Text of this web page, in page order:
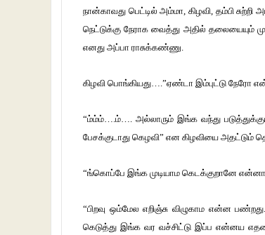
நான்காவது பெட்டில் அம்மா, கிழவி, தம்பி
நெட்டுக்கு நேராக வைத்து அதில் தலையையும்
எனது அப்பா ராசுக்கண்ணு.
கிழவி பொங்கியது….”ஏண்டா இம்புட்டு நேரோ
“ம்ம்ம்….ம்‌…. அல்லாரும் இங்க வந்து
பேசக்குடாது கெழவி” என கிழவியை அதட்டும்
“ங்கொப்பே இங்க முடியாம கெடக்குறானே என்னானு
“பிறவு ஒம்மேல எறிஞ்சு விழுகாம என்ன
கெடுத்து இங்க வர வச்சிட்டு இப்ப என்னய